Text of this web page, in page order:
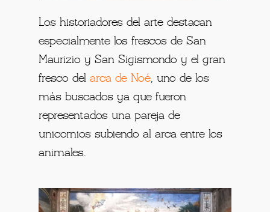
Los historiadores del arte destacan
especialmente los frescos de San
Maurizio y San Sigismondo y el gran
fresco delarca de Noé, uno de los
más buscados ya que fueron
representados una pareja de
unicornios subiendo al arca entre los
animales.